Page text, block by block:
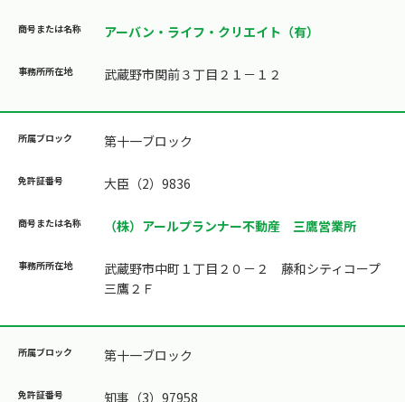
アーバン・ライフ・クリエイト（有）
武蔵野市関前３丁目２１－１２
第十一ブロック
大臣（2）9836
（株）アールプランナー不動産 三鷹営業所
武蔵野市中町１丁目２０－２ 藤和シティコープ
三鷹２Ｆ
第十一ブロック
知事（3）97958